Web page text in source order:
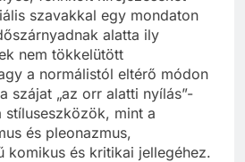
szavakkal egy mondaton
alatta ily
nem tökkelütött
a normálistól eltérő módon
szájat „az orr alatti nyílás”-
stíluseszközök, mint a
és pleonazmus,
komikus és kritikai jellegéhez.